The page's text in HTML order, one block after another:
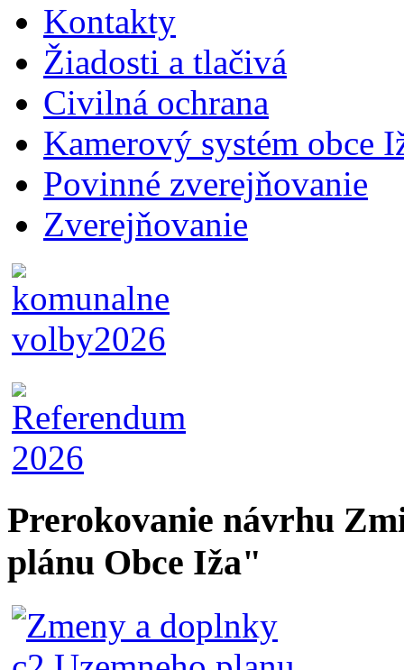
Kontakty
Žiadosti a tlačivá
Civilná ochrana
Kamerový systém obce
Povinné zverejňovanie
Zverejňovanie
Prerokovanie návrhu
plánu Obce Iža"